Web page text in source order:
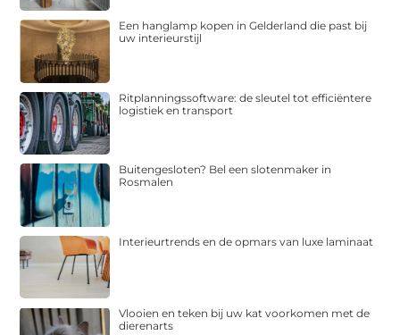
Een hanglamp kopen in Gelderland die past bij
uw interieurstijl
Ritplanningssoftware: de sleutel tot efficiëntere
logistiek en transport
Buitengesloten? Bel een slotenmaker in
Rosmalen
Interieurtrends en de opmars van luxe laminaat
Vlooien en teken bij uw kat voorkomen met de
dierenarts